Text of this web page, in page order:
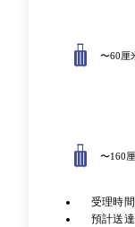
〜60厘
〜160
受理時
預計送